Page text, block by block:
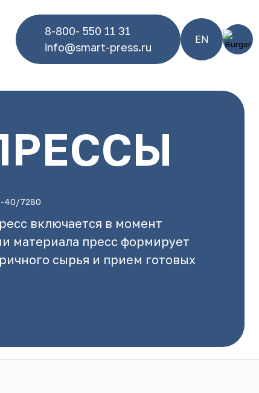
8-800- 550 11 31
info@smart-press.ru
EN
40/7280
включается в момент
материала пресс формирует
сырья и прием готовых